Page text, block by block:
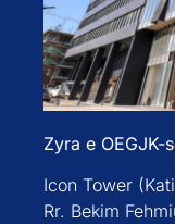
Zyra e OEGJK-
Icon Tower
Rr. Bekim